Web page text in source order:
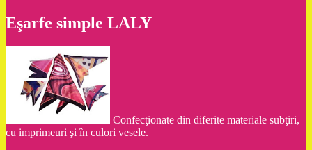
Eşarfe simple LALY
Confecţionate din diferite materiale subţiri,
cu imprimeuri şi în culori vesele.